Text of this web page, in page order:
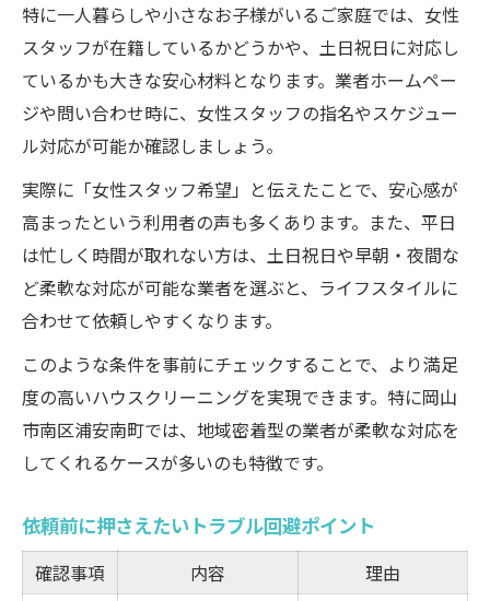
特に一人暮らしや小さなお子様がいるご家庭では、女性
スタッフが在籍しているかどうかや、土日祝日に対応し
ているかも大きな安心材料となります。業者ホームペー
ジや問い合わせ時に、女性スタッフの指名やスケジュー
ル対応が可能か確認しましょう。
実際に「女性スタッフ希望」と伝えたことで、安心感が
高まったという利用者の声も多くあります。また、平日
は忙しく時間が取れない方は、土日祝日や早朝・夜間な
ど柔軟な対応が可能な業者を選ぶと、ライフスタイルに
合わせて依頼しやすくなります。
このような条件を事前にチェックすることで、より満足
度の高いハウスクリーニングを実現できます。特に岡山
市南区浦安南町では、地域密着型の業者が柔軟な対応を
してくれるケースが多いのも特徴です。
依頼前に押さえたいトラブル回避ポイント
確認事項 内容 理由